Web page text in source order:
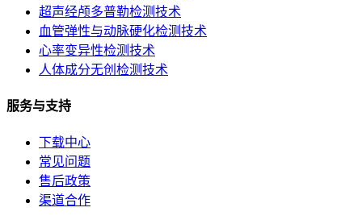
超声经颅多普勒检测技术
血管弹性与动脉硬化检测技术
心率变异性检测技术
人体成分无创检测技术
服务与支持
下载中心
常见问题
售后政策
渠道合作